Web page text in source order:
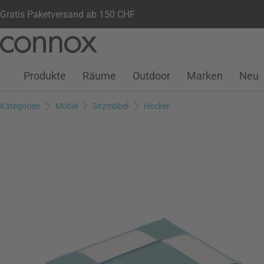
Gratis Paketversand ab 150 CHF
Seiteninhalt
Suchfeld
Kundenkonto
Wunschliste
Warenkorb
Produkte Räume Outdoor Marken Neu
Kategorien Möbel Sitzmöbel Hocker